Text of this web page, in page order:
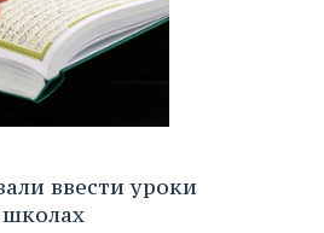
ввести уроки